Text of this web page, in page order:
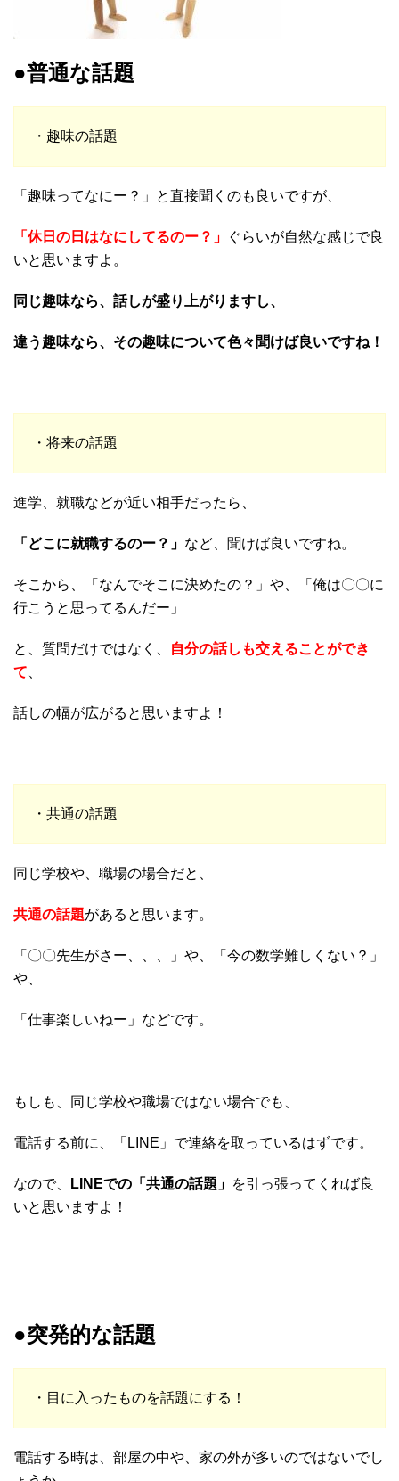
●普通な話題
・趣味の話題
「趣味ってなにー？」と直接聞くのも良いですが、
「休日の日はなにしてるのー？」
ぐらいが自然な感じで良
いと思いますよ。
同じ趣味なら、話しが盛り上がりますし、
違う趣味なら、その趣味について色々聞けば良いですね！
・将来の話題
進学、就職などが近い相手だったら、
「どこに就職するのー？」 など、聞けば良いですね。
そこから、「なんでそこに決めたの？」や、「俺は〇〇に
行こうと思ってるんだー」
と、質問だけではなく、
自分の話しも交えることができ
て
話しの幅が広がると思いますよ！
・共通の話題
同じ学校や、職場の場合だと、
共通の話題があると思います。
「〇〇先生がさー、、、」や、「今の数学難しくない？」
や、
「仕事楽しいねー」などです。
もしも、同じ学校や職場ではない場合でも、
電話する前に、「LINE」で連絡を取っているはずです。
なので、 LINEでの「共通の話題」 を引っ張ってくれば良
いと思いますよ！
●突発的な話題
・目に入ったものを話題にする！
電話する時は、部屋の中や、家の外が多いのではないでし